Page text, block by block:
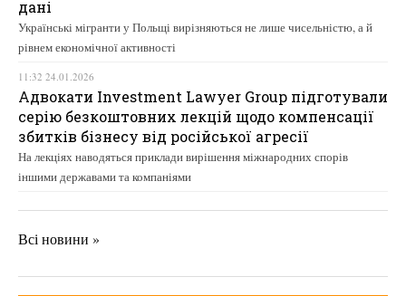
дані
Українські мігранти у Польщі вирізняються не лише чисельністю, а й
рівнем економічної активності
11:32 24.01.2026
Адвокати Investment Lawyer Group підготували
серію безкоштовних лекцій щодо компенсації
збитків бізнесу від російської агресії
На лекціях наводяться приклади вирішення міжнародних спорів
іншими державами та компаніями
Всі новини »